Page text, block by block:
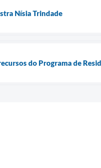
Nísia Trindade
do Programa de